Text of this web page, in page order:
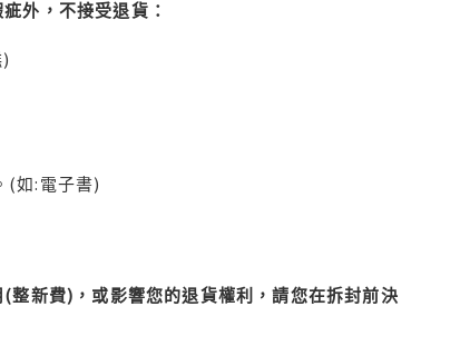
外，不接受退貨：
(如:電子書)
新費)，或影響您的退貨權利，請您在拆封前決